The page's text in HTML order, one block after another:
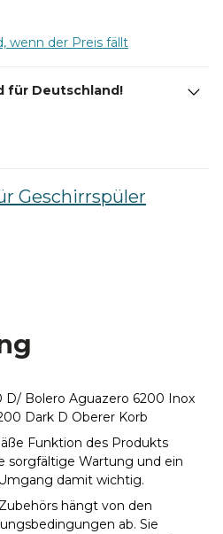
wenn der Preis fällt
für Deutschland!
Geschirrspüler
D/ Bolero Aguazero 6200 Inox
Dark D Oberer Korb
Funktion des Produkts
sorgfältige Wartung und ein
damit wichtig.
hängt von den
ab. Sie